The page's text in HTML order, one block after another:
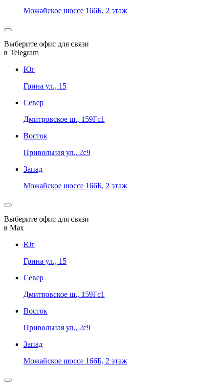
Можайское шоссе 166Б, 2 этаж
Выберите офис для связи
в Telegram
Юг
Грина ул., 15
Север
Дмитровское ш., 159Гс1
Восток
Привольная ул., 2с9
Запад
Можайское шоссе 166Б, 2 этаж
Выберите офис для связи
в Max
Юг
Грина ул., 15
Север
Дмитровское ш., 159Гс1
Восток
Привольная ул., 2с9
Запад
Можайское шоссе 166Б, 2 этаж